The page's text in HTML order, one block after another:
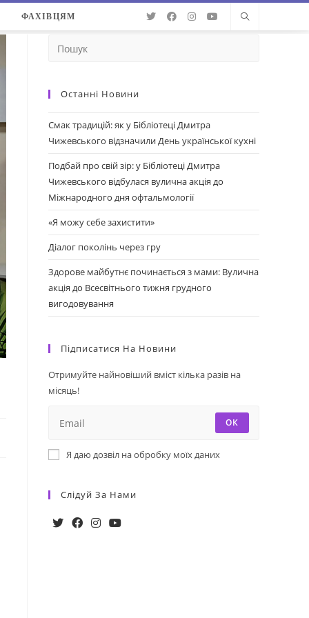
ФАХІВЦЯМ
Останні Новини
Смак традицій: як у Бібліотеці Дмитра
Чижевського відзначили День української кухні
Подбай про свій зір: у Бібліотеці Дмитра
Чижевського відбулася вулична акція до
Міжнародного дня офтальмології
«Я можу себе захистити»
Діалог поколінь через гру
Здорове майбутнє починається з мами: Вулична
акція до Всесвітнього тижня грудного
вигодовування
Підписатися На Новини
Отримуйте найновіший вміст кілька разів на
місяць!
ОК
Я даю дозвіл на обробку моїх даних
Слідуй За Нами